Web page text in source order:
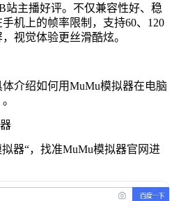
站主播好评。不仅兼容性好、稳
机上的帧率限制，支持60、120
视觉体验更丝滑酷炫。
介绍如何用MuMu模拟器在电脑
器“，找准MuMu模拟器官网进